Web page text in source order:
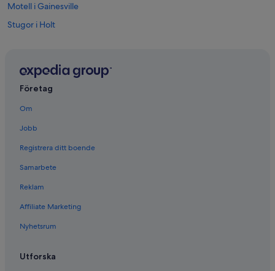
Motell i Gainesville
Stugor i Holt
Diamond Resorts i Miramar Beach
Hotell med luftkonditionering i Ormond Beach
Motell i Palmdale
Marriott Hotels & Resorts i Tamarac
Resorter i Titusville
3-Stjärniga hotell i Everglades City
Företag
Om
Jobb
Registrera ditt boende
Samarbete
Reklam
Affiliate Marketing
Nyhetsrum
Utforska